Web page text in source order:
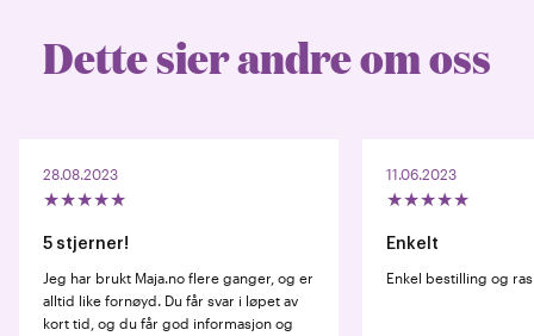
Dette sier andre om oss
28.08.2023
★★★★★
5 stjerner!
Jeg har brukt Maja.no flere ganger, og er
alltid like fornøyd. Du får svar i løpet av
kort tid, og du får god informasjon og
11.06.2023
★★★★★
Enkelt
Enkel bestilling og